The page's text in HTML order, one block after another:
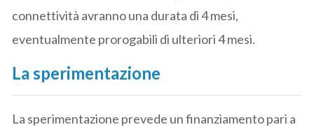
connettività avranno una durata di 4 mesi,
eventualmente prorogabili di ulteriori 4 mesi.
La sperimentazione
La sperimentazione prevede un finanziamento pari a